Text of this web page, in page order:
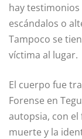
hay
escándalos o
Tampoco se
víctima al lugar.
El cuerpo fue
Forense en
autopsia, con el
muerte y la